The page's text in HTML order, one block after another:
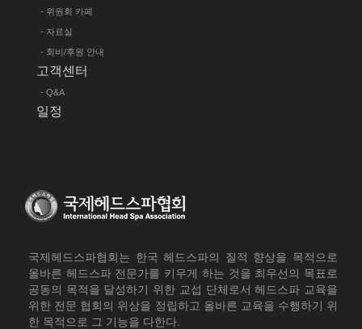
- 위원회 카페
- 자료실
- 회비/후원 안내
고객센터
- Q&A
일정
국제헤드스파협회는 한국 헤드스파의 질적 향상을 목적으로
올바른 헤드스파 전문가를 키우게 하는 것을 최우선의 목표로
공동의 목적을 달성하기 위한 교섭 단체로서 헤드스파 교육을
위한 전문 협회의 위상을 정립하고 올바른 교육을 수행하기 위
한 목적으로 그 기능을 다한다.